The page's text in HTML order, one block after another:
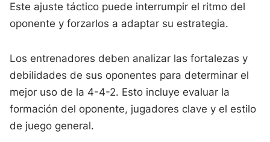
Este ajuste táctico puede interrumpir el ritmo del
oponente y forzarlos a adaptar su estrategia.
Los entrenadores deben analizar las fortalezas y
debilidades de sus oponentes para determinar el
mejor uso de la 4-4-2. Esto incluye evaluar la
formación del oponente, jugadores clave y el estilo
de juego general.